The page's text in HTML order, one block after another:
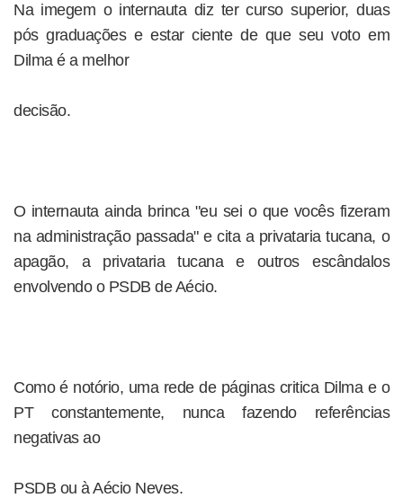
Na imegem o internauta diz ter curso superior, duas
pós graduações e estar ciente de que seu voto em
Dilma é a melhor
decisão.
O internauta ainda brinca "eu sei o que vocês fizeram
na administração passada" e cita a privataria tucana, o
apagão, a privataria tucana e outros escândalos
envolvendo o PSDB de Aécio.
Como é notório, uma rede de páginas critica Dilma e o
PT constantemente, nunca fazendo referências
negativas ao
PSDB ou à Aécio Neves.